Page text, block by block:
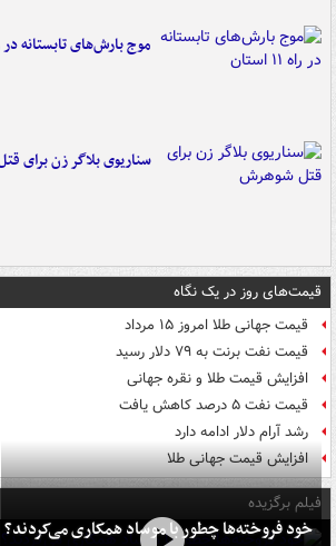
موج بارش‌های تابستانه در راه ۱۱
سناریوی بلاگر زن برای
قیمت‌های روز در یک نگاه
قیمت جهانی طلا امروز ۱۵ مرداد
قیمت نفت برنت به ۷۹ دلار رسید
افزایش قیمت طلا و نقره جهانی
قیمت نفت ۵ درصد کاهش یافت
رشد آرام دلار ادامه دارد
افزایش قیمت جهانی طلا
فیلم برگزیده
خود فروخته‌ها چطور با موساد همکاری می‌کردند؟